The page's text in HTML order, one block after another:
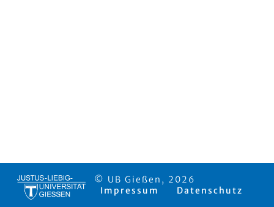
© UB Gießen, 2026
Impressum
Datenschutz